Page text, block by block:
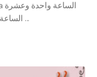
1:15 essa3a wahda wi rob3 الساعة واحدة وربع 1:20 …